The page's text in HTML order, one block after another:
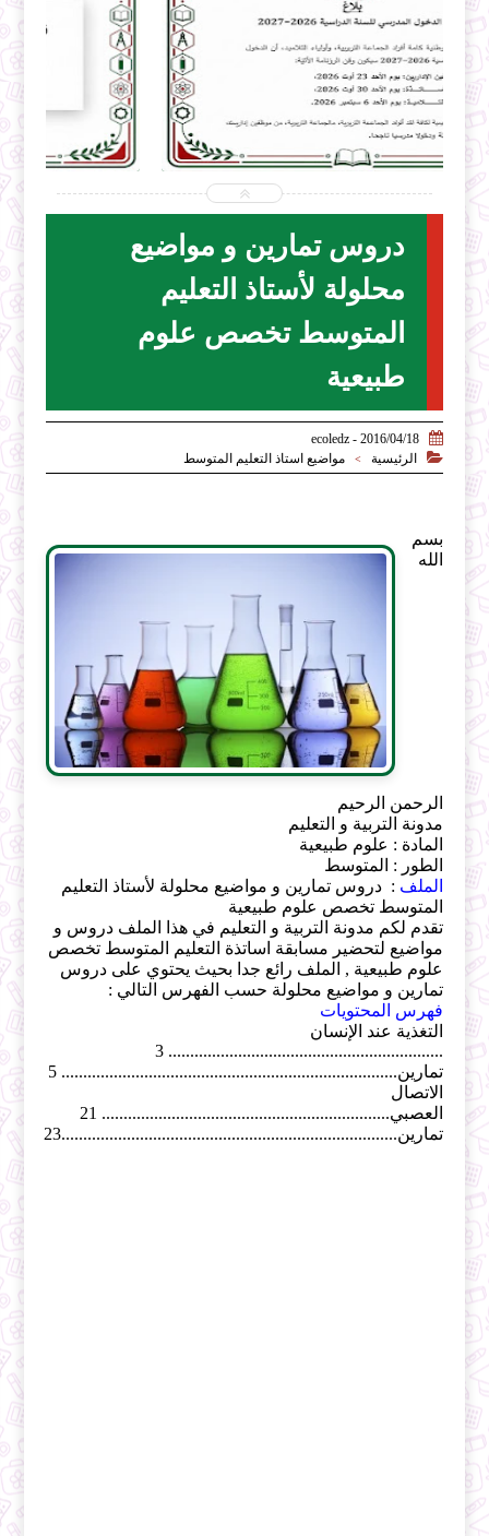
2026-07-31
ecoledz.net
شاهد الموضوع
دروس تمارين و مواضيع
محلولة لأستاذ التعليم
المتوسط تخصص علوم
طبيعية

2016/04/18 - ecoledz

الرئيسية > مواضيع استاذ التعليم المتوسط
بسم
الله
الرحمن الرحيم
مدونة التربية و التعليم
المادة : علوم طبيعية
الطور : المتوسط
الملف : دروس تمارين و مواضيع محلولة لأستاذ التعليم
المتوسط تخصص علوم طبيعية
تقدم لكم مدونة التربية و التعليم في هذا الملف دروس و
مواضيع لتحضير مسابقة اساتذة التعليم المتوسط تخصص
علوم طبيعية , الملف رائع جدا بحيث يحتوي على دروس
تمارين و مواضيع محلولة حسب الفهرس التالي :
فهرس المحتويات
التغذية عند الإنسان
............................................................... 3
تمارين............................................................................. 5
الاتصال
العصبي.................................................................. 21
تمارين.............................................................................23